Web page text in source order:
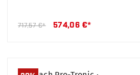
717,57 €* 574,06 €*